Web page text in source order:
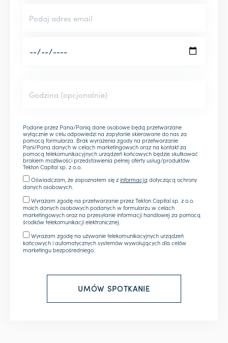
Podane przez Pana/Panią dane osobowe będą przetwarzane
wyłącznie w celu odpowiedzi na zapytanie skierowane do nas za
pomocą formularza. Brak wyrażenia zgody na przetwarzanie
Pani/Pana danych w celach marketingowych oraz na kontakt za
pomocą telekomunikacyjnych urządzeń końcowych będzie skutkować
brakiem możliwości przedstawienia pełnej oferty usług/produktów
Tekton Capital sp. z o.o.
Oświadczam, że zapoznałem się zinformacją dotyczącą ochrony
danych osobowych.
Wyrażam zgodę na przetwarzanie przez Tekton Capital sp. z o.o.
moich danych osobowych podanych w formularzu w celach
marketingowych oraz na przesyłanie informacji handlowej za pomocą
środków telekomunikacji elektronicznej.
Wyrażam zgodę na używanie telekomunikacyjnych urządzeń
końcowych i automatycznych systemów wywołujących dla celów
marketingu bezpośredniego.